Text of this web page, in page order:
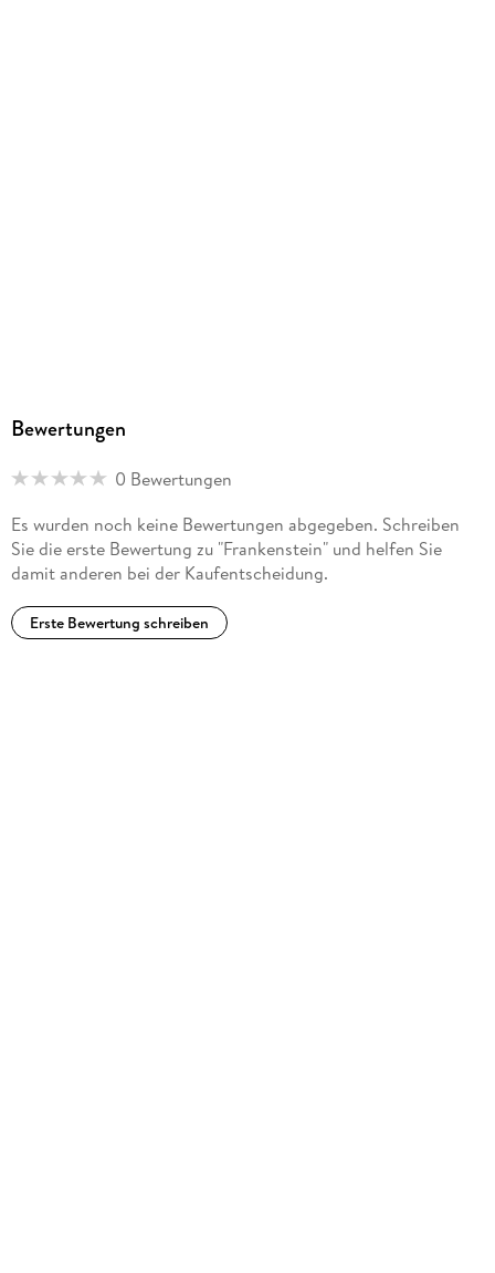
Bewertungen
0 Bewertungen
Es wurden noch keine Bewertungen abgegeben. Schreiben
Sie die erste Bewertung zu "Frankenstein" und helfen Sie
damit anderen bei der Kaufentscheidung.
Erste Bewertung schreiben